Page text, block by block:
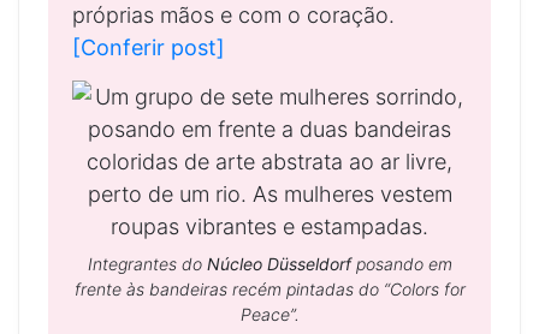
próprias mãos e com o coração.
[Conferir post]
Integrantes do Núcleo Düsseldorfposando em
frente às bandeiras recém pintadas do “Colors for
Peace”.